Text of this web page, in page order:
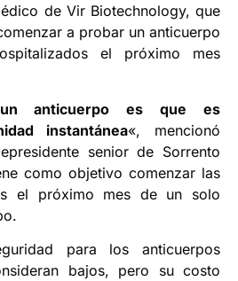
de Vir Biotechnology, que
a probar un anticuerpo
el próximo mes
un anticuerpo es que es
instantánea«, mencionó
senior de Sorrento
como objetivo comenzar las
el próximo mes de un solo
para los anticuerpos
bajos, pero su costo